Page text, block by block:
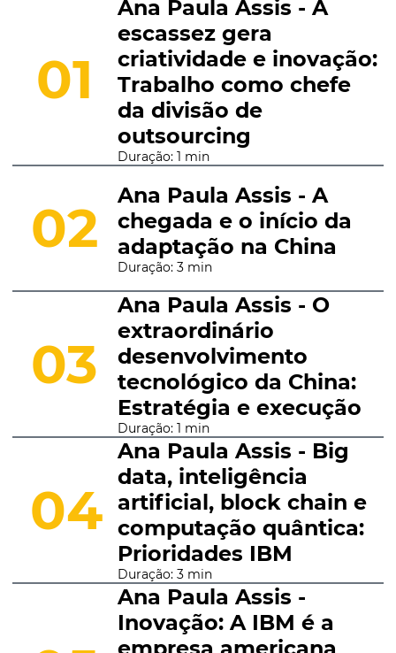
01
Ana Paula Assis - A
escassez gera
criatividade e inovação:
Trabalho como chefe
da divisão de
outsourcing
Duração: 1 min
02
Ana Paula Assis - A
chegada e o início da
adaptação na China
Duração: 3 min
03
Ana Paula Assis - O
extraordinário
desenvolvimento
tecnológico da China:
Estratégia e execução
Duração: 1 min
04
Ana Paula Assis - Big
data, inteligência
artificial, block chain e
computação quântica:
Prioridades IBM
Duração: 3 min
Ana Paula Assis -
Inovação: A IBM é a